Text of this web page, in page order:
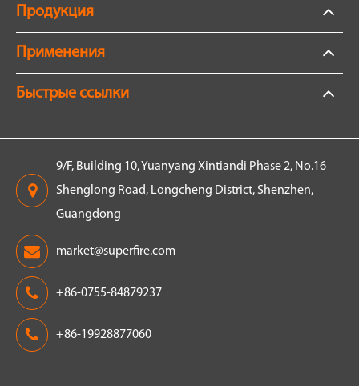
Продукция
Применения
Быстрые ссылки
9/F, Building 10, Yuanyang Xintiandi Phase 2, No.16
Shenglong Road, Longcheng District, Shenzhen,
Guangdong
market@superfire.com
+86-0755-84879237
+86-19928877060